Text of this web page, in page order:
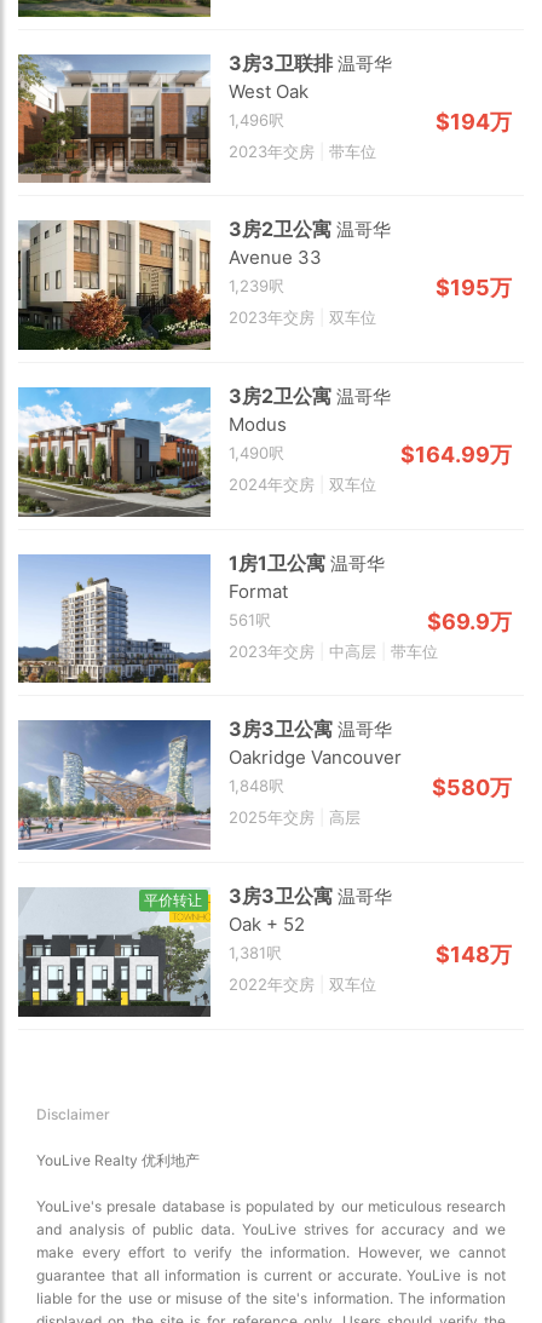
2 km
Choose view
Map view
Traffic conditions
Show traffic incidents
3房3卫联排温哥华
West Oak
1,496呎 $194万
2023年交房 带车位
3房2卫公寓温哥华
Avenue 33
1,239呎 $195万
2023年交房 双车位
3房2卫公寓温哥华
Modus
1,490呎 $164.99万
2024年交房 双车位
1房1卫公寓温哥华
Format
561呎 $69.9万
2023年交房 中高层 带车位
3房3卫公寓温哥华
Oakridge Vancouver
1,848呎 $580万
2025年交房 高层
平价转让 3房3卫公寓温哥华
Oak + 52
1,381呎 $148万
2022年交房 双车位
Disclaimer
YouLive Realty 优利地产
YouLive's presale database is populated by our meticulous research
and analysis of public data. YouLive strives for accuracy and we
make every effort to verify the information. However, we cannot
guarantee that all information is current or accurate. YouLive is not
liable for the use or misuse of the site's information. The information